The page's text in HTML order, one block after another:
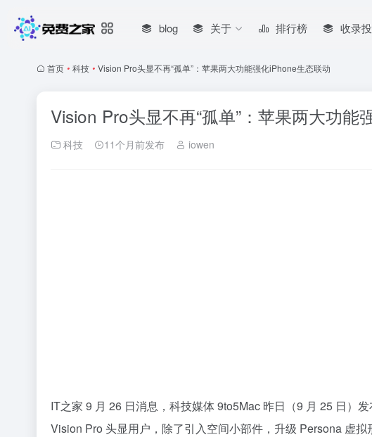
blog 关于 排行榜 收录
首页 • 科技 • Vision Pro头显不再“孤单”：苹果两大功能强化iPhone生态联动
Vision Pro头显不再“孤单”：苹果两大功能
科技 11个月前发布 iowen
IT之家 9 月 26 日消息，科技媒体 9to5Mac 昨日（9 月 25 日）
Vision Pro 头显用户，除了引入空间小部件，升级 Persona 虚